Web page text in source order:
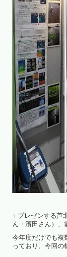
↑ プレゼンする芦
ん・濱田さん）、
今年度だけでも複
っており、今回の